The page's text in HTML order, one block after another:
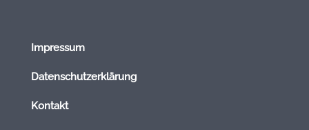
Impressum
Datenschutzerklärung
Kontakt